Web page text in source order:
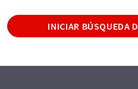
INICIAR BÚSQUEDA